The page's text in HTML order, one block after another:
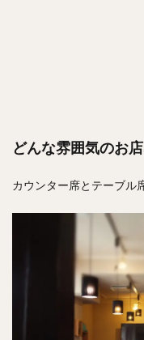
どんな雰囲気のお
カウンター席とテーブル